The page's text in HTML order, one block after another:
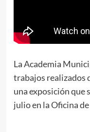
La Academia
trabajos realizados
una exposición que
julio en la Oficina